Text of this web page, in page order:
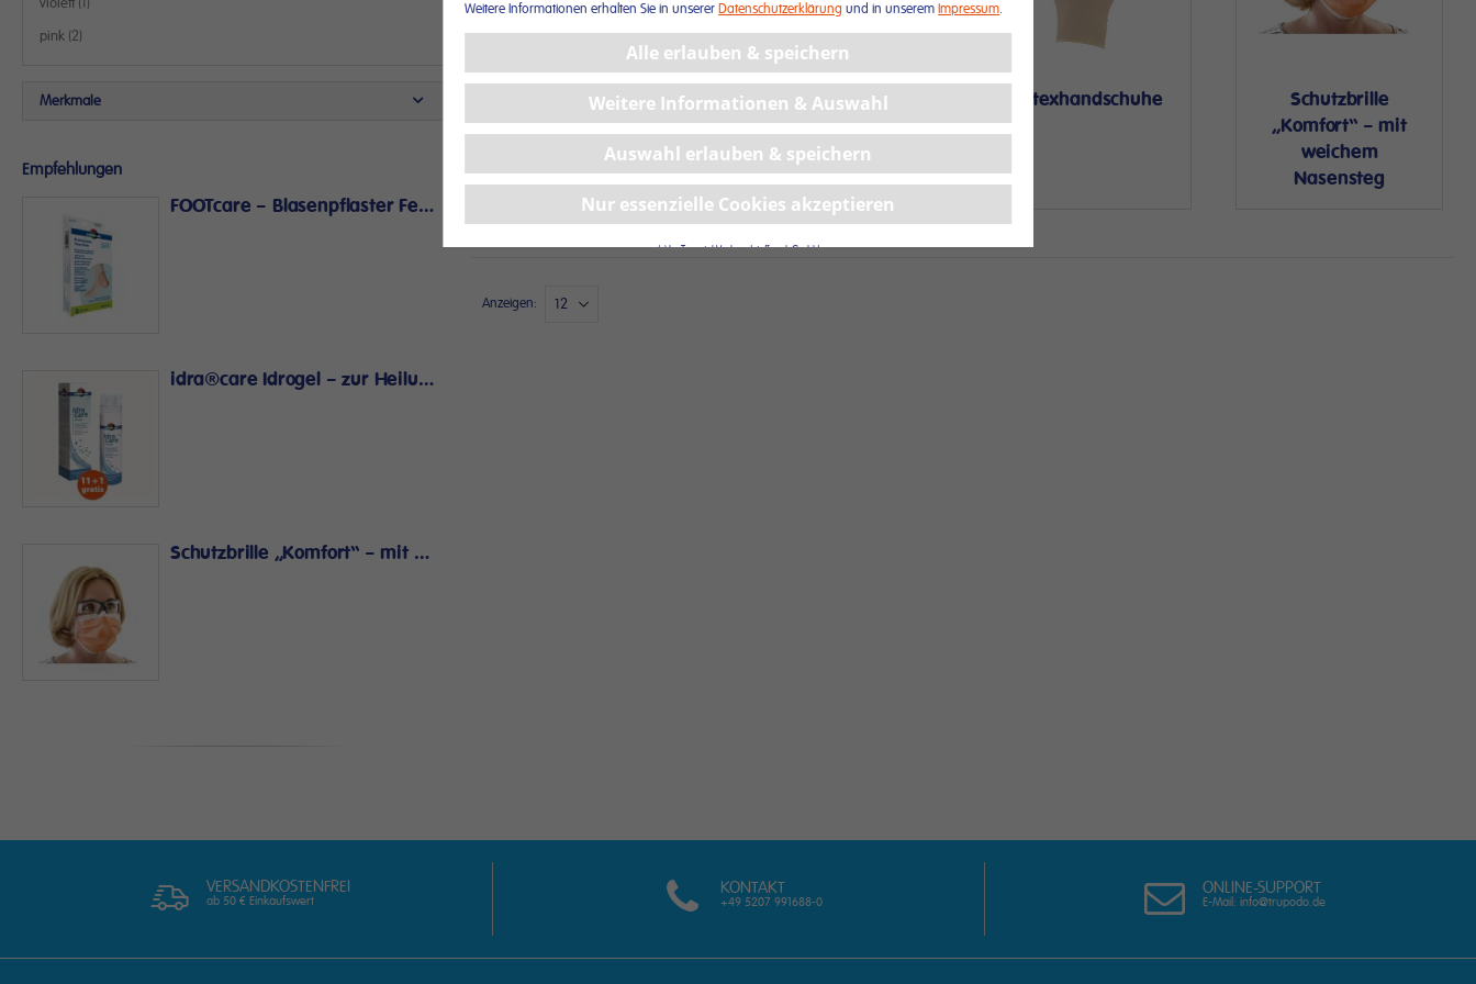
Medizinische
Einmalhandschuhe
Mund- und
Nasenschutz
Latexhandschuhe
Schutzbrille
„Komfort“ – mit
weichem
Nasensteg
Anzeigen
violett 1
pink 2Artikel
Merkmale
Empfehlungen
FOOTcare – Blasenpflaster Ferse
idra®care Idrogel – zur Heilung und Pflege
Schutzbrille „Komfort“ – mit weichem Nasensteg
VERSANDKOSTENFREI
ab 50 € Einkaufswert
KONTAKT
+49 5207 991688-0
ONLINE-SUPPORT
E-Mail: info@trupodo.de
Weitere Informationen erhalten Sie in unserer Datenschutzerklärung und in unserem Impressum.
Alle erlauben & speichern
Weitere Informationen & Auswahl
Auswahl erlauben & speichern
Nur essenzielle Cookies akzeptieren
(c) by Trusetal Verbandstoffwerk GmbH